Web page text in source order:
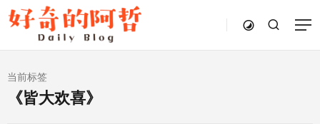
当前标签
《皆大欢喜》